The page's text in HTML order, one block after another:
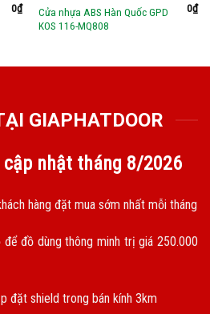
0₫
Cửa nhựa ABS Hàn Quốc GPD
KOS 116-MQ808
0₫
GIAPHATDOOR
cập nhật tháng 8/2026
hàng đặt mua sớm nhất mỗi tháng
đồ dùng thông minh trị giá 250.000
đặt shield trong bán kính 3km